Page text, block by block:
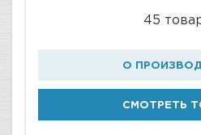
45
О
СМОТРЕТЬ